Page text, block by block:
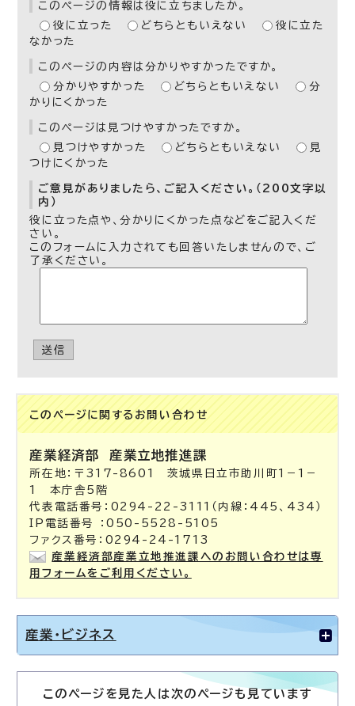
このページの情報は役に立ちましたか。
役に立った
どちらともいえない
役に立た
なかった
このページの内容は分かりやすかったですか。
分かりやすかった
どちらともいえない
分
かりにくかった
このページは見つけやすかったですか。
見つけやすかった
どちらともいえない
見
つけにくかった
ご意見がありましたら、ご記入ください。（200文字以
内）
役に立った点や、分かりにくかった点などをご記入くだ
さい。
このフォームに入力されても回答いたしませんので、ご
了承ください。
送信
このページに関する お問い合わせ
産業経済部 産業立地推進課
所在地：〒317-8601 茨城県日立市助川町1－1－
1 本庁舎5階
代表電話番号：0294-22-3111（内線：445、434）
IP電話番号 ：050-5528-5105
ファクス番号：0294-24-1713
産業経済部産業立地推進課へのお問い合わせは専
用フォームをご利用ください。
産業・ビジネス
このページを見た人は次のページも見ています